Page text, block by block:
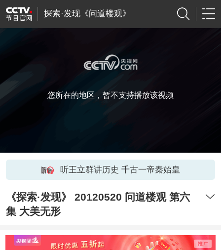
探索·发现《问道楼观》
您所在的地区，暂不支持播放该视频
听王立群讲历史 千古一帝秦始皇
《探索·发现》 20120520 问道楼观 第六
集 大美无形